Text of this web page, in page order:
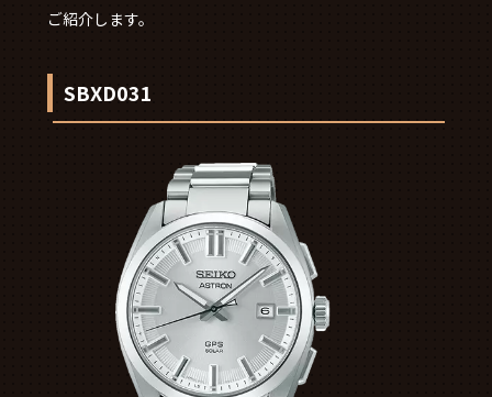
ご紹介します。
SBXD031